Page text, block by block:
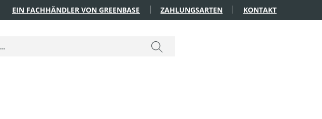
EIN FACHHÄNDLER VON GREENBASE ZAHLUNGSARTEN KONTAKT